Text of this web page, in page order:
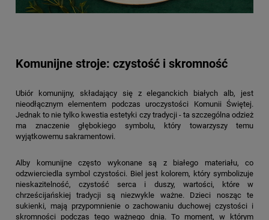
Komunijne stroje: czystość i skromność
Ubiór komunijny, składający się z eleganckich białych alb, jest
nieodłącznym elementem podczas uroczystości Komunii Świętej.
Jednak to nie tylko kwestia estetyki czy tradycji - ta szczególna odzież
ma znaczenie głębokiego symbolu, który towarzyszy temu
wyjątkowemu sakramentowi.
Alby komunijne często wykonane są z białego materiału, co
odzwierciedla symbol czystości. Biel jest kolorem, który symbolizuje
nieskazitelność, czystość serca i duszy, wartości, które w
chrześcijańskiej tradycji są niezwykle ważne. Dzieci nosząc te
sukienki, mają przypomnienie o zachowaniu duchowej czystości i
skromności podczas tego ważnego dnia. To moment, w którym